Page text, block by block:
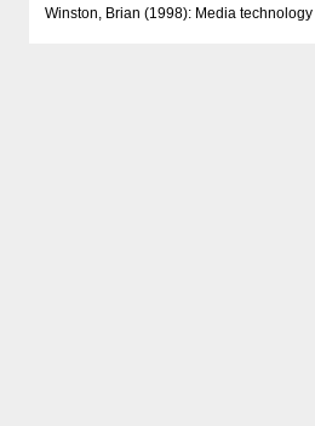
Winston, Brian (1998): Media